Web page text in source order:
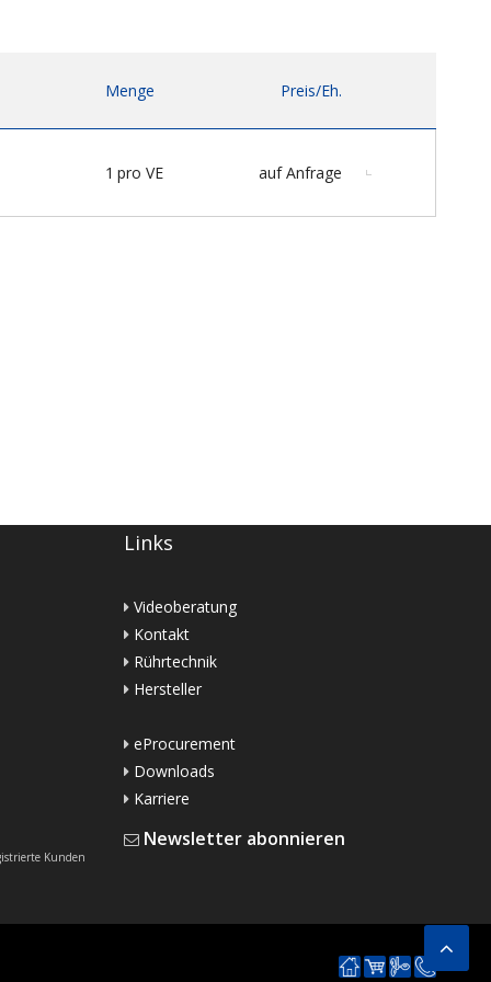
Menge Preis/Eh.
1 pro VE auf Anfrage
Kunden
Links
Videoberatung
Kontakt
Rührtechnik
Hersteller
eProcurement
Downloads
Karriere
Newsletter abonnieren